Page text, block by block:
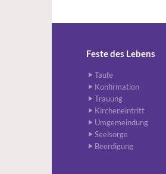
Feste des Lebens
Taufe
Konfirmation
Trauung
Kircheneintritt
Umgemeindung
Seelsorge
Beerdigung